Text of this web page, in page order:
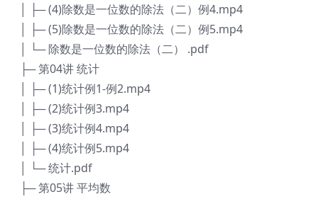
│ ├─ (4)除数是一位数的除法（二）例4.mp4
│ ├─ (5)除数是一位数的除法（二）例5.mp4
│ └─ 除数是一位数的除法（二） .pdf
├─ 第04讲 统计
│ ├─ (1)统计例1-例2.mp4
│ ├─ (2)统计例3.mp4
│ ├─ (3)统计例4.mp4
│ ├─ (4)统计例5.mp4
│ └─ 统计.pdf
├─ 第05讲 平均数